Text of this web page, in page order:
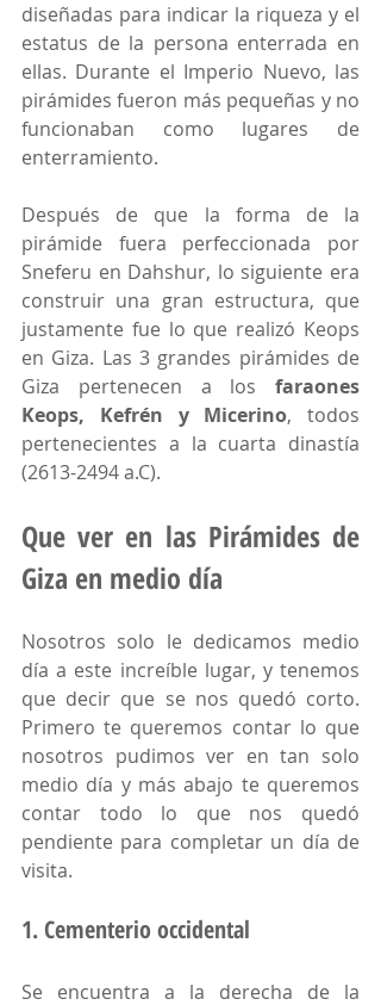
diseñadas para indicar la riqueza y el
estatus de la persona enterrada en
ellas. Durante el Imperio Nuevo, las
pirámides fueron más pequeñas y no
funcionaban como lugares de
enterramiento.
Después de que la forma de la
pirámide fuera perfeccionada por
Sneferu en Dahshur, lo siguiente era
construir una gran estructura, que
justamente fue lo que realizó Keops
en Giza. Las 3 grandes pirámides de
Giza pertenecen a los faraones
Keops, Kefrén y Micerino, todos
pertenecientes a la cuarta dinastía
(2613-2494 a.C).
Que ver en las Pirámides de
Giza en medio día
Nosotros solo le dedicamos medio
día a este increíble lugar, y tenemos
que decir que se nos quedó corto.
Primero te queremos contar lo que
nosotros pudimos ver en tan solo
medio día y más abajo te queremos
contar todo lo que nos quedó
pendiente para completar un día de
visita.
1. Cementerio occidental
Se encuentra a la derecha de la